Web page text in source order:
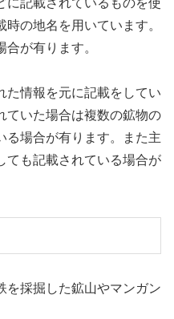
の地名を用いています。
が有ります。
た情報を元に記載をしてい
ていた場合は複数の鉱物の
る場合が有ります。また主
ても記載されている場合が
を採掘した鉱山やマンガン